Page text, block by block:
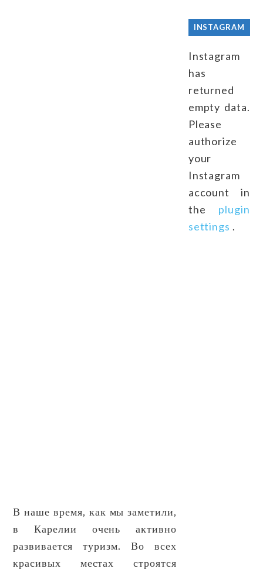
В наше время, как мы заметили,
в Карелии очень активно
развивается туризм. Во всех
красивых местах строятся
INSTAGRAM
Instagram
has
returned
empty data.
Please
authorize
your
Instagram
account in
the plugin
settings .